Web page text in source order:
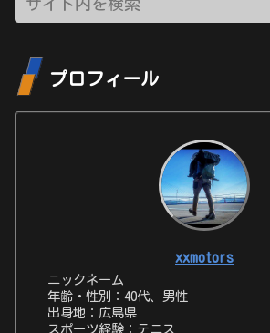
プロフィール
xxmotors
ニックネーム
年齢・性別：40代、男性
出身地：広島県
スポーツ経験：テニス